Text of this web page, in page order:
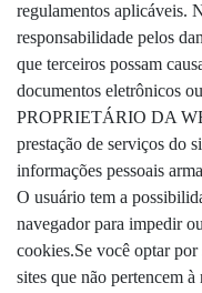
regulamentos aplicáveis.
responsabilidade pelos
que terceiros possam
documentos eletrônicos
PROPRIETÁRIO DA
prestação de serviços do
informações pessoais
O usuário tem a
navegador para impedir
cookies.Se você optar
sites que não pertencem